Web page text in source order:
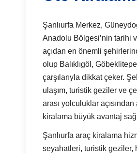
Şanlıurfa Merkez,
Anadolu Bölgesi’nin tarihi
açıdan en önemli
olup Balıklıgöl,
çarşılarıyla dikkat çeker.
ulaşım, turistik geziler ve
arası yolculuklar açısından
kiralama büyük avantaj
Şanlıurfa araç kiralama
seyahatleri, turistik geziler,